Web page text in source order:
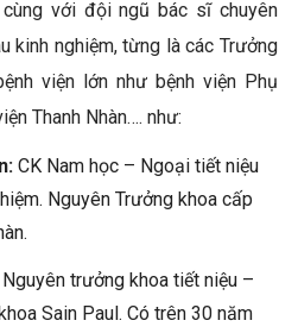
với đội ngũ bác sĩ chuyên
kinh nghiệm, từng là các Trưởng
viện lớn như bệnh viện Phụ
Thanh Nhàn…. như:
CK Nam học – Ngoại tiết niệu
Nguyên Trưởng khoa cấp
trưởng khoa tiết niệu –
Sain Paul. Có trên 30 năm